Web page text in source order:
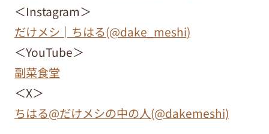
＜Instagram＞
だけメシ│ちはる(@dake_meshi)
＜YouTube＞
副菜食堂
＜X＞
ちはる@だけメシの中の人(@dakemeshi)